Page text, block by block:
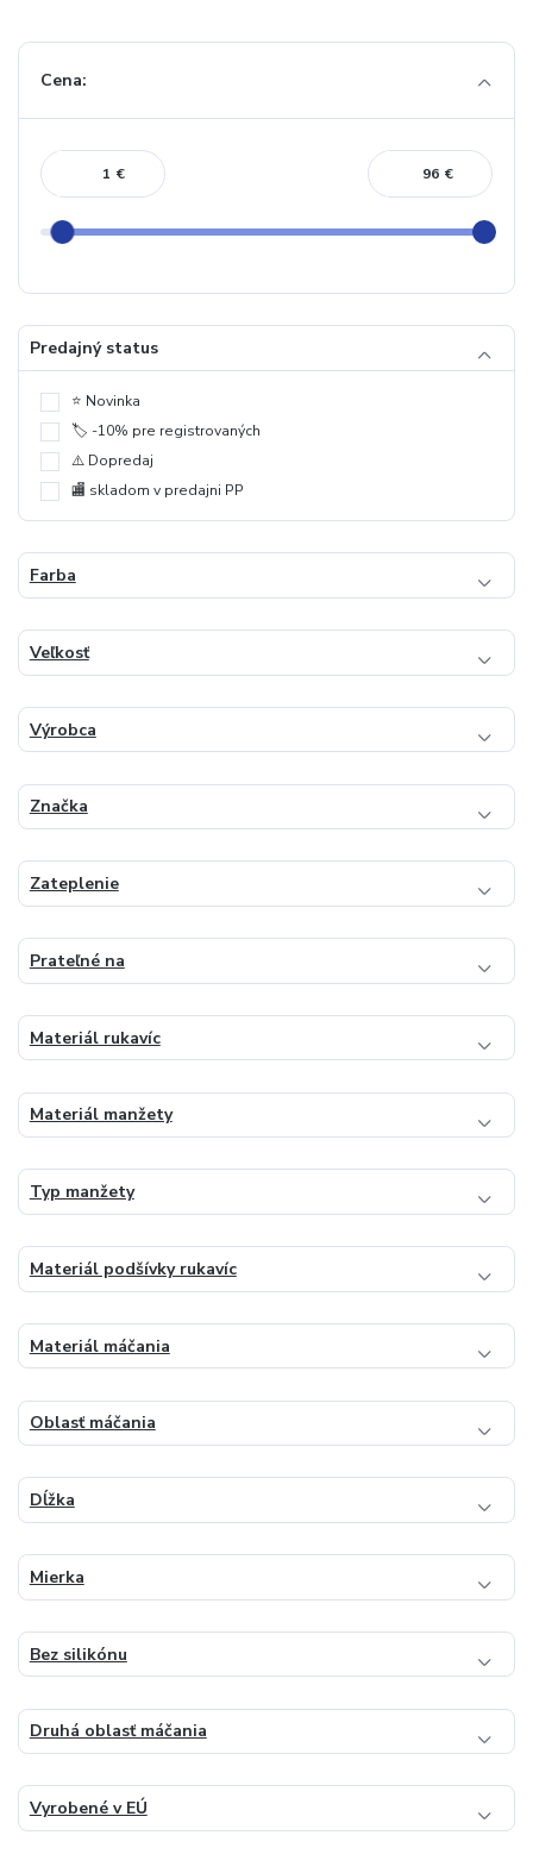
Cena:
€ €
Predajný status
⭐️ Novinka
🏷️ -10% pre registrovaných
⚠️ Dopredaj
🏬 skladom v predajni PP
Farba
Veľkosť
Výrobca
Značka
Zateplenie
Prateľné na
Materiál rukavíc
Materiál manžety
Typ manžety
Materiál podšívky rukavíc
Materiál máčania
Oblasť máčania
Dĺžka
Mierka
Bez silikónu
Druhá oblasť máčania
Vyrobené v EÚ